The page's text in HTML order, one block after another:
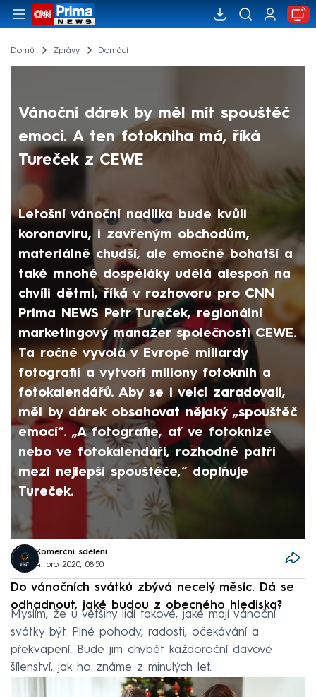
Domů Zprávy Domácí
Vánoční dárek by měl mít spouštěč
emocí. A ten fotokniha má, říká
Tureček z CEWE
Letošní vánoční nadílka bude kvůli
koronaviru, i zavřeným obchodům,
materiálně chudší, ale emočně bohatší a
také mnohé dospěláky udělá alespoň na
chvíli dětmi, říká v rozhovoru pro CNN
Prima NEWS Petr Tureček, regionální
marketingový manažer společnosti CEWE.
Ta ročně vyvolá v Evropě miliardy
fotografií a vytvoří miliony fotoknih a
fotokalendářů. Aby se i velcí zaradovali,
měl by dárek obsahovat nějaký „spouštěč
emocí“. „A fotografie, ať ve fotoknize
nebo ve fotokalendáři, rozhodně patří
mezi nejlepší spouštěče,“ doplňuje
Tureček.
Komerční sdělení
4. pro 2020, 08:50
Do vánočních svátků zbývá necelý měsíc. Dá se
odhadnout, jaké budou z obecného hlediska?
Myslím, že u většiny lidí takové, jaké mají vánoční
svátky být. Plné pohody, radosti, očekávání a
překvapení. Bude jim chybět každoroční davové
šílenství, jak ho známe z minulých let.